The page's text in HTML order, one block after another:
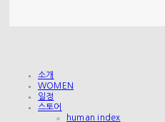
소개
WOMEN
일정
스토어
human index